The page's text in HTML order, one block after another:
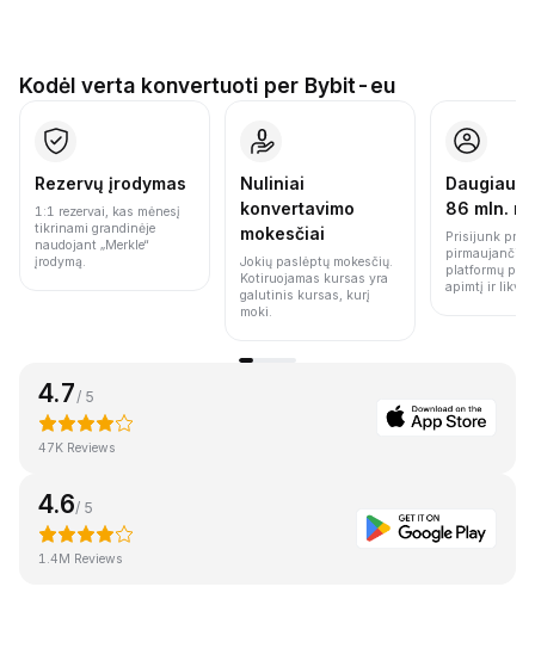
Kodėl verta konvertuoti per Bybit-eu
Rezervų įrodymas
1:1 rezervai, kas mėnesį
tikrinami grandinėje
naudojant „Merkle“
įrodymą.
Nuliniai
konvertavimo
mokesčiai
Jokių paslėptų mokesčių.
Kotiruojamas kursas yra
galutinis kursas, kurį
moki.
Daugiau
86 mln.
Prisijunk prie
pirmaujančių
platformų
apimtį ir
4.7 / 5
47K Reviews
4.6/ 5
1.4M Reviews